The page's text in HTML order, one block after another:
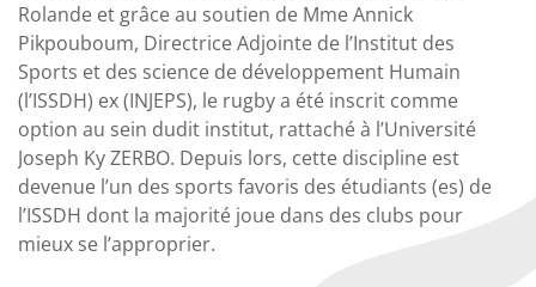
Rolande et grâce au soutien de Mme Annick
Pikpouboum, Directrice Adjointe de l’Institut des
Sports et des science de développement Humain
(l’ISSDH) ex (INJEPS), le rugby a été inscrit comme
option au sein dudit institut, rattaché à l’Université
Joseph Ky ZERBO. Depuis lors, cette discipline est
devenue l’un des sports favoris des étudiants (es) de
l’ISSDH dont la majorité joue dans des clubs pour
mieux se l’approprier.